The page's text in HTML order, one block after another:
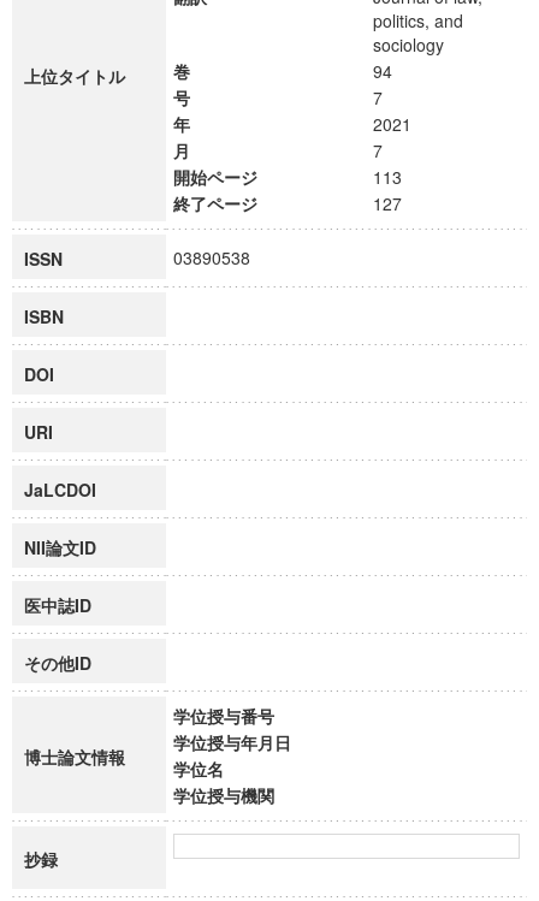
上位タイトル
politics, and
sociology
巻
94
号
7
年
2021
月
7
開始ページ
113
終了ページ
127
ISSN 03890538
ISBN
DOI
URI
JaLCDOI
NII論文ID
医中誌ID
その他ID
博士論文情報
学位授与番号
学位授与年月日
学位名
学位授与機関
抄録